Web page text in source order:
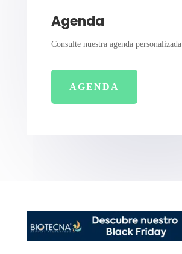
Agenda
Consulte nuestra agenda personalizada
AGENDA